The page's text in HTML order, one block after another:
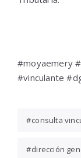
#moyaemery
#vinculante
consulta
dirección